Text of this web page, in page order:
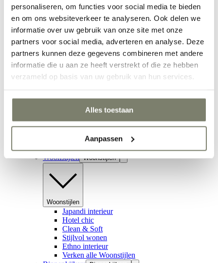
personaliseren, om functies voor social media te bieden
en om ons websiteverkeer te analyseren. Ook delen we
informatie over uw gebruik van onze site met onze
partners voor social media, adverteren en analyse. Deze
partners kunnen deze gegevens combineren met andere
informatie die u aan ze heeft verstrekt of die ze hebben
verzameld op basis van uw gebruik van hun services.
Alles toestaan
Aanpassen
Verken alle Ruimtes
Inspiratie
Woonstijlen Woonstijlen
Woonstijlen
Japandi interieur
Hotel chic
Clean & Soft
Stijlvol wonen
Ethno interieur
Verken alle Woonstijlen